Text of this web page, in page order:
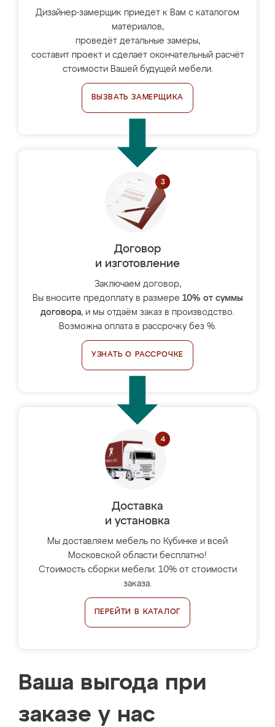
Дизайнер-замерщик приедет к Вам с каталогом
материалов,
проведёт детальные замеры,
составит проект и сделает окончательный расчёт
стоимости Вашей будущей мебели.
ВЫЗВАТЬ ЗАМЕРЩИКА
Договор
и изготовление
Заключаем договор,
Вы вносите предоплату в размере 10% от суммы
договора, и мы отдаём заказ в производство.
Возможна оплата в рассрочку без %.
УЗНАТЬ О РАССРОЧКЕ
Доставка
и установка
Мы доставляем мебель по Кубинке и всей
Московской области бесплатно!
Стоимость сборки мебели: 10% от стоимости
заказа.
ПЕРЕЙТИ В КАТАЛОГ
Ваша выгода при
заказе у нас